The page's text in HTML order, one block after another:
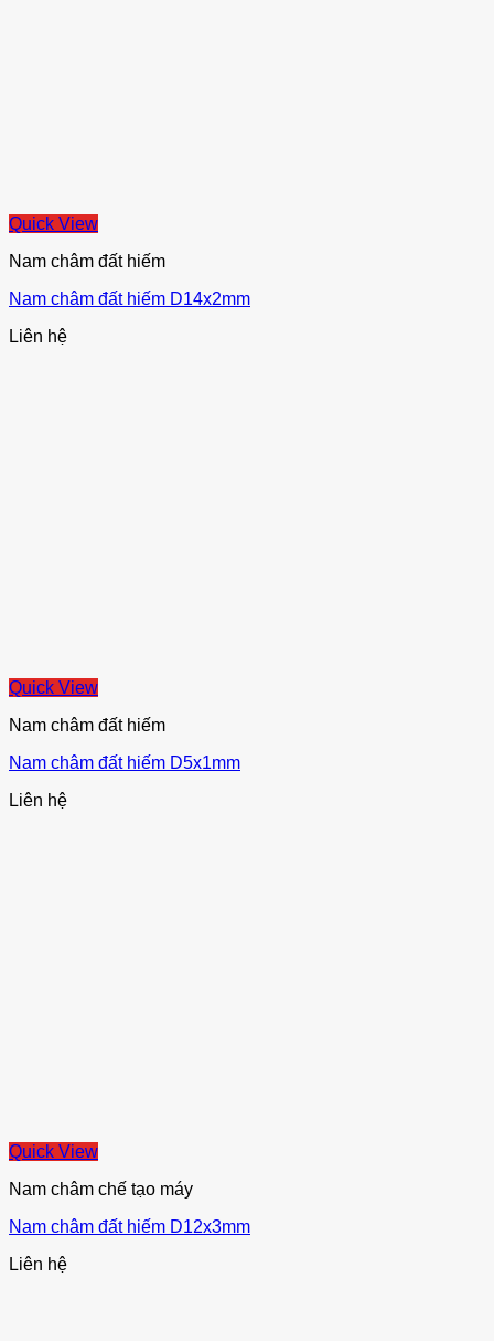
Quick View
Nam châm đất hiếm
Nam châm đất hiếm D14x2mm
Liên hệ
Quick View
Nam châm đất hiếm
Nam châm đất hiếm D5x1mm
Liên hệ
Quick View
Nam châm chế tạo máy
Nam châm đất hiếm D12x3mm
Liên hệ